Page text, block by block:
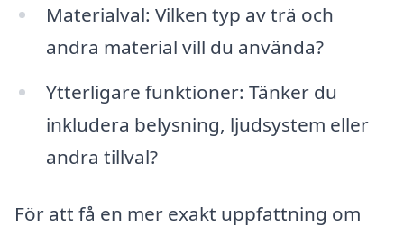
Materialval: Vilken typ av trä och
andra material vill du använda?
Ytterligare funktioner: Tänker du
inkludera belysning, ljudsystem eller
andra tillval?
För att få en mer exakt uppfattning om